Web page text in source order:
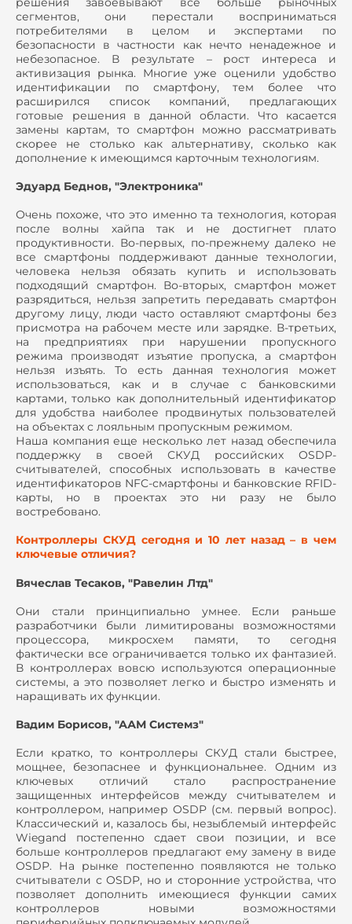
сегментов, они перестали восприниматься
потребителями в целом и экспертами по
безопасности в частности как нечто ненадежное и
небезопасное. В результате – рост интереса и
активизация рынка. Многие уже оценили удобство
идентификации по смартфону, тем более что
расширился список компаний, предлагающих
готовые решения в данной области. Что касается
замены картам, то смартфон можно рассматривать
скорее не столько как альтернативу, сколько как
дополнение к имеющимся карточным технологиям.
Эдуард Беднов, "Электроника"
Очень похоже, что это именно та технология, которая
после волны хайпа так и не достигнет плато
продуктивности. Во-первых, по-прежнему далеко не
все смартфоны поддерживают данные технологии,
человека нельзя обязать купить и использовать
подходящий смартфон. Во-вторых, смартфон может
разрядиться, нельзя запретить передавать смартфон
другому лицу, люди часто оставляют смартфоны без
присмотра на рабочем месте или зарядке. В-третьих,
на предприятиях при нарушении пропускного
режима производят изъятие пропуска, а смартфон
нельзя изъять. То есть данная технология может
использоваться, как и в случае с банковскими
картами, только как дополнительный идентификатор
для удобства наиболее продвинутых пользователей
на объектах с лояльным пропускным режимом.
Наша компания еще несколько лет назад обеспечила
поддержку в своей СКУД российских OSDP-
считывателей, способных использовать в качестве
идентификаторов NFC-смартфоны и банковские RFID-
карты, но в проектах это ни разу не было
востребовано.
Контроллеры СКУД сегодня и 10 лет назад – в чем
ключевые отличия?
Вячеслав Тесаков, "Равелин Лтд"
Они стали принципиально умнее. Если раньше
разработчики были лимитированы возможностями
процессора, микросхем памяти, то сегодня
фактически все ограничивается только их фантазией.
В контроллерах вовсю используются операционные
системы, а это позволяет легко и быстро изменять и
наращивать их функции.
Вадим Борисов, "ААМ Системз"
Если кратко, то контроллеры СКУД стали быстрее,
мощнее, безопаснее и функциональнее. Одним из
ключевых отличий стало распространение
защищенных интерфейсов между считывателем и
контроллером, например OSDP (см. первый вопрос).
Классический и, казалось бы, незыблемый интерфейс
Wiegand постепенно сдает свои позиции, и все
больше контроллеров предлагают ему замену в виде
OSDP. На рынке постепенно появляются не только
считыватели с OSDP, но и сторонние устройства, что
позволяет дополнить имеющиеся функции самих
контроллеров новыми возможностями